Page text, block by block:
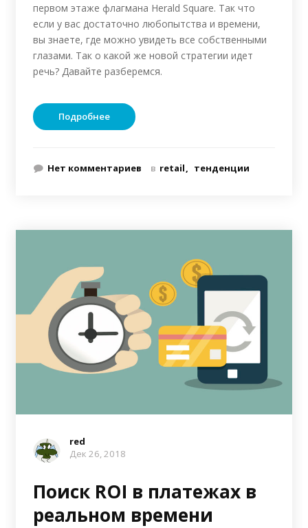
первом этаже флагмана Herald Square. Так что
если у вас достаточно любопытства и времени,
вы знаете, где можно увидеть все собственными
глазами. Так о какой же новой стратегии идет
речь? Давайте разберемся.
Подробнее
Нет комментариев в retail тенденции
red
Дек 26, 2018
Поиск ROI в платежах в
реальном времени